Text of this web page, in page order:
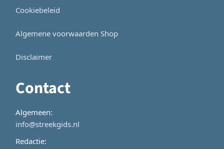
Cookiebeleid
Algemene voorwaarden Shop
Disclaimer
Contact
Algemeen:
info@streekgids.nl
Redactie: